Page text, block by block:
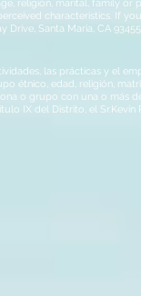
religion, marital, family or
characteristics. If
Drive, Santa Maria, CA
las prácticas y el
étnico, edad, religión,
o grupo con una o más
IX del Distrito, el Sr.Kevin